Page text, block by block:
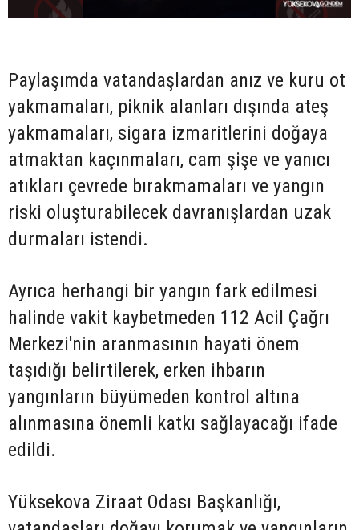
Paylaşımda vatandaşlardan anız ve kuru ot
yakmamaları, piknik alanları dışında ateş
yakmamaları, sigara izmaritlerini doğaya
atmaktan kaçınmaları, cam şişe ve yanıcı
atıkları çevrede bırakmamaları ve yangın
riski oluşturabilecek davranışlardan uzak
durmaları istendi.
Ayrıca herhangi bir yangın fark edilmesi
halinde vakit kaybetmeden 112 Acil Çağrı
Merkezi'nin aranmasının hayati önem
taşıdığı belirtilerek, erken ihbarın
yangınların büyümeden kontrol altına
alınmasına önemli katkı sağlayacağı ifade
edildi.
Yüksekova Ziraat Odası Başkanlığı,